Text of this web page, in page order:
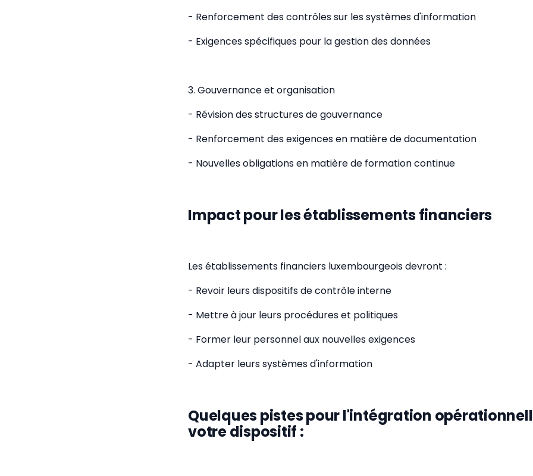
- Renforcement des contrôles sur les systèmes d'information
- Exigences spécifiques pour la gestion des données
3. Gouvernance et organisation
- Révision des structures de gouvernance
- Renforcement des exigences en matière de documentation
- Nouvelles obligations en matière de formation continue
Impact pour les établissements financiers
Les établissements financiers luxembourgeois devront :
- Revoir leurs dispositifs de contrôle interne
- Mettre à jour leurs procédures et politiques
- Former leur personnel aux nouvelles exigences
- Adapter leurs systèmes d'information
Quelques pistes pour l'intégration
votre dispositif :